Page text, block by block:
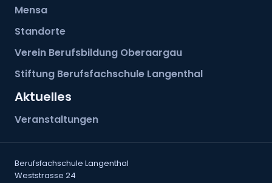
Mensa
Standorte
Verein Berufsbildung Oberaargau
Stiftung Berufsfachschule Langenthal
Aktuelles
Veranstaltungen
Berufsfachschule Langenthal
Weststrasse 24